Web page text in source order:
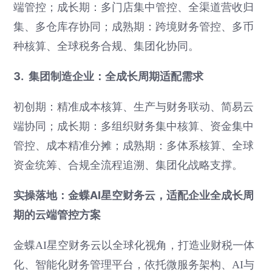
端管控；成长期：多门店集中管控、全渠道营收归
集、多仓库存协同；成熟期：跨境财务管控、多币
种核算、全球税务合规、集团化协同。
3. 集团制造企业：全成长周期适配需求
初创期：精准成本核算、生产与财务联动、简易云
端协同；成长期：多组织财务集中核算、资金集中
管控、成本精准分摊；成熟期：多体系核算、全球
资金统筹、合规全流程追溯、集团化战略支撑。
实操落地：金蝶AI星空财务云，适配企业全成长周
期的云端管控方案
金蝶AI星空财务云以全球化视角，打造业财税一体
化、智能化财务管理平台，依托微服务架构、AI与